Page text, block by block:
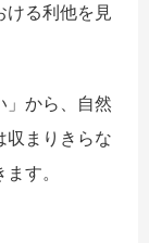
ける利他を見
から、 自然
収まりきらな
ます。